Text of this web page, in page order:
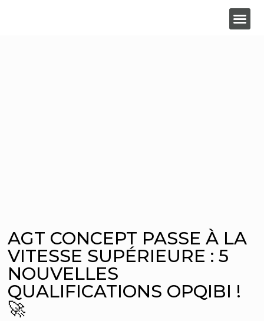
AGT CONCEPT PASSE À LA
VITESSE SUPÉRIEURE : 5
NOUVELLES
QUALIFICATIONS OPQIBI !
🚀